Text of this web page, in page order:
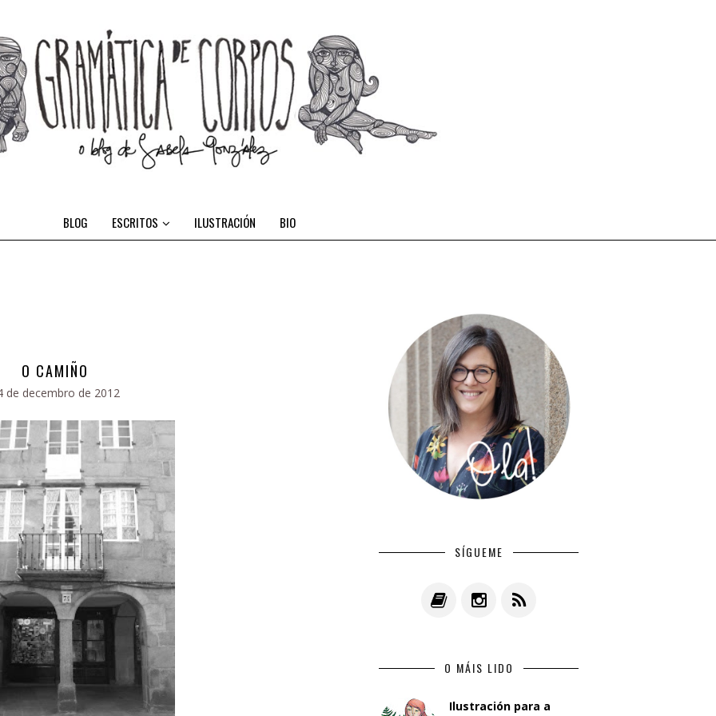
BLOG ESCRITOS ILUSTRACIÓN BIO
O CAMIÑO
de decembro de 2012
SÍGUEME
O MÁIS LIDO
Ilustración para a